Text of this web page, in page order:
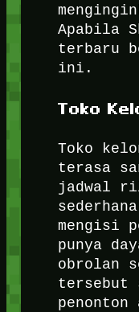
Apabila
terbaru
ini.
Toko
Toko
terasa
jadwal
mengisi
punya
obrolan
tersebut